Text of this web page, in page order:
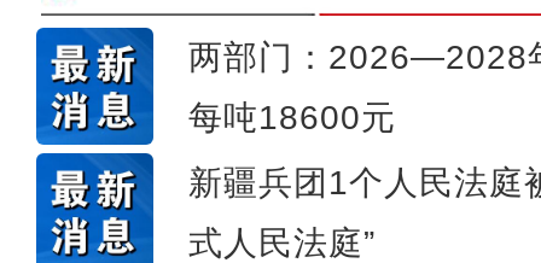
两部门：2026—2028
每吨18600元
新疆兵团1个人民法庭
式人民法庭”
侨乡故事 | 哈班拜的